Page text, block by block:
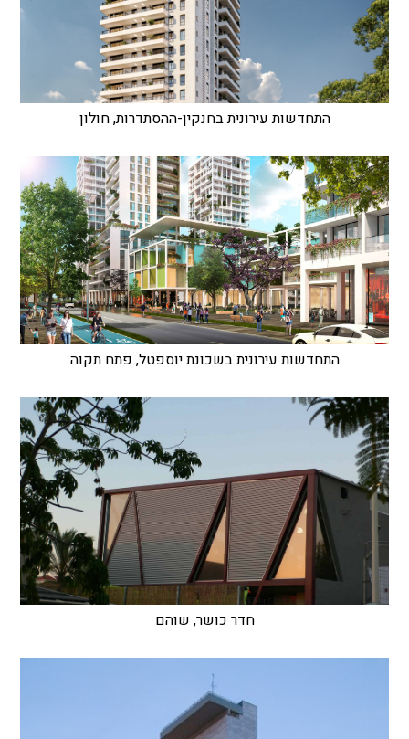
התחדשות עירונית בחנקין-ההסתדרות, חולון
התחדשות עירונית בשכונת יוספטל, פתח תקוה
חדר כושר, שוהם